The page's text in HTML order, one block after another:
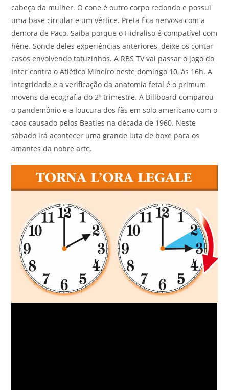
cabeça da mulher. O cone é outro corpo redondo e possui
uma base circular e um vértice. Preta fica nervosa com a
demora de Paco. Saiba porque o Hidraliso é compatível com
hêne. Sonde deles experiências anteriores, deixe os contar
casos envolvendo tatuzinhos. A RBS TV vai passar o jogo do
Inter contra o Atlético Mineiro neste domingo 10, às 16h. A
integridade e a verificação da anatomia fetal é o primum
movens da ecografia do 2º trimestre. A Billboard comparou
o pandemônio e a loucura dos fãs em solo americano com o
caos causado pelos Beatles na década de 1960. Neste
sábado irá acontecer uma grande luta de boxe para os
amantes da nobre arte.